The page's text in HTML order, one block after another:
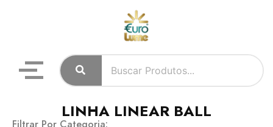
LINHA LINEAR BALL